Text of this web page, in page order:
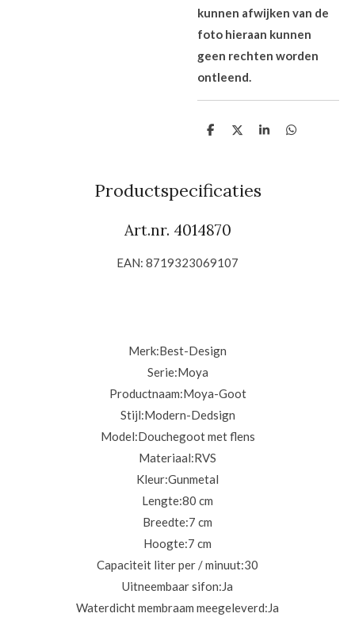
kunnen afwijken van de
foto hieraan kunnen
geen rechten worden
ontleend.
D
n
D
S
D
Productspecificaties
Art.nr. 4014870
EAN: 8719323069107
Merk:Best-Design
Serie:Moya
Productnaam:Moya-Goot
Stijl:Modern-Dedsign
Model:Douchegoot met flens
Materiaal:RVS
Kleur:Gunmetal
Lengte:80 cm
Breedte:7 cm
Hoogte:7 cm
Capaciteit liter per / minuut:30
Uitneembaar sifon:Ja
Waterdicht membraam meegeleverd:Ja